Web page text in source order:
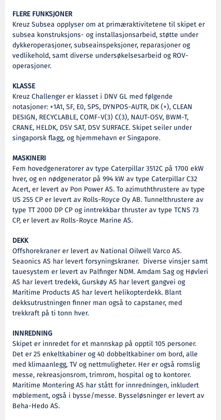
FLERE FUNKSJONER
Kreuz Subsea opplyser om at primæraktivitetene til skipet er
subsea konstruksjons- og installasjonsarbeid, støtte under
dykkeroperasjoner, subseainspeksjoner, reparasjoner og
vedlikehold, samt diverse undersøkelsesarbeid og ROV-
operasjoner.
KLASSE
Kreuz Challenger er klasset i DNV GL med følgende
notasjoner: +1A1, SF, E0, SPS, DYNPOS-AUTR, DK (+), CLEAN
DESIGN, RECYCLABLE, COMF-V(3) C(3), NAUT-OSV, BWM-T,
CRANE, HELDK, DSV SAT, DSV SURFACE. Skipet seiler under
singaporsk flagg, og hjemmehavn er Singapore.
MASKINERI
Fem hovedgeneratorer av type Caterpillar 3512C på 1700 ekW
hver, og en nødgenerator på 994 kW av type Caterpillar C32
Acert, er levert av Pon Power AS. To azimuththrustere av type
US 255 CP er levert av Rolls-Royce Oy AB. Tunnelthrustere av
type TT 2000 DP CP og inntrekkbar thruster av type TCNS 73
CP, er levert av Rolls-Royce Marine AS.
DEKK
Offshorekraner er levert av National Oilwell Varco AS.
Seaonics AS har levert forsyningskraner. Diverse vinsjer samt
tauesystem er levert av Palfinger NDM. Amdam Sag og Høvleri
AS har levert tredekk, Gurskøy AS har levert gangvei og
Maritime Products AS har levert helikopterdekk. Blant
dekksutrustningen finner man også to capstaner, med
trekkraft på ti tonn hver.
INNREDNING
Skipet er innredet for et mannskap på opptil 105 personer.
Det er 25 enkeltkabiner og 40 dobbeltkabiner om bord, alle
med klimaanlegg, TV og nettmuligheter. Her er også romslig
messe, rekreasjonsrom, trimrom, hospital og to kontorer.
Maritime Montering AS har stått for innredningen, inkludert
møblement, også i bysse/messe. Bysseløsninger er levert av
Beha-Hedo AS.